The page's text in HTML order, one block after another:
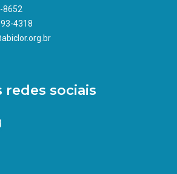
8652
4318
redes sociais